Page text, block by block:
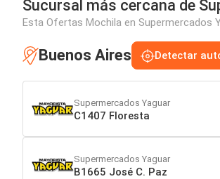
Sucursal más cercana de
Esta Ofertas Mochila en Supermercados
Buenos Aires Detectar
Supermercados Yaguar
C1407 Floresta
Supermercados Yaguar
B1665 José C. Paz